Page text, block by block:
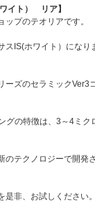
イト） リア】
プのテオリアです。
IS(ホワイト）になり
ーズのセラミックVer3
グの特徴は、3～4ミク
のテクノロジーで開発
非、お試しください。